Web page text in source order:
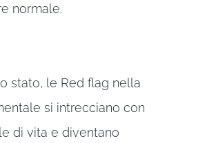
normale.
stato, le Red flag nella
si intrecciano con
di vita e diventano